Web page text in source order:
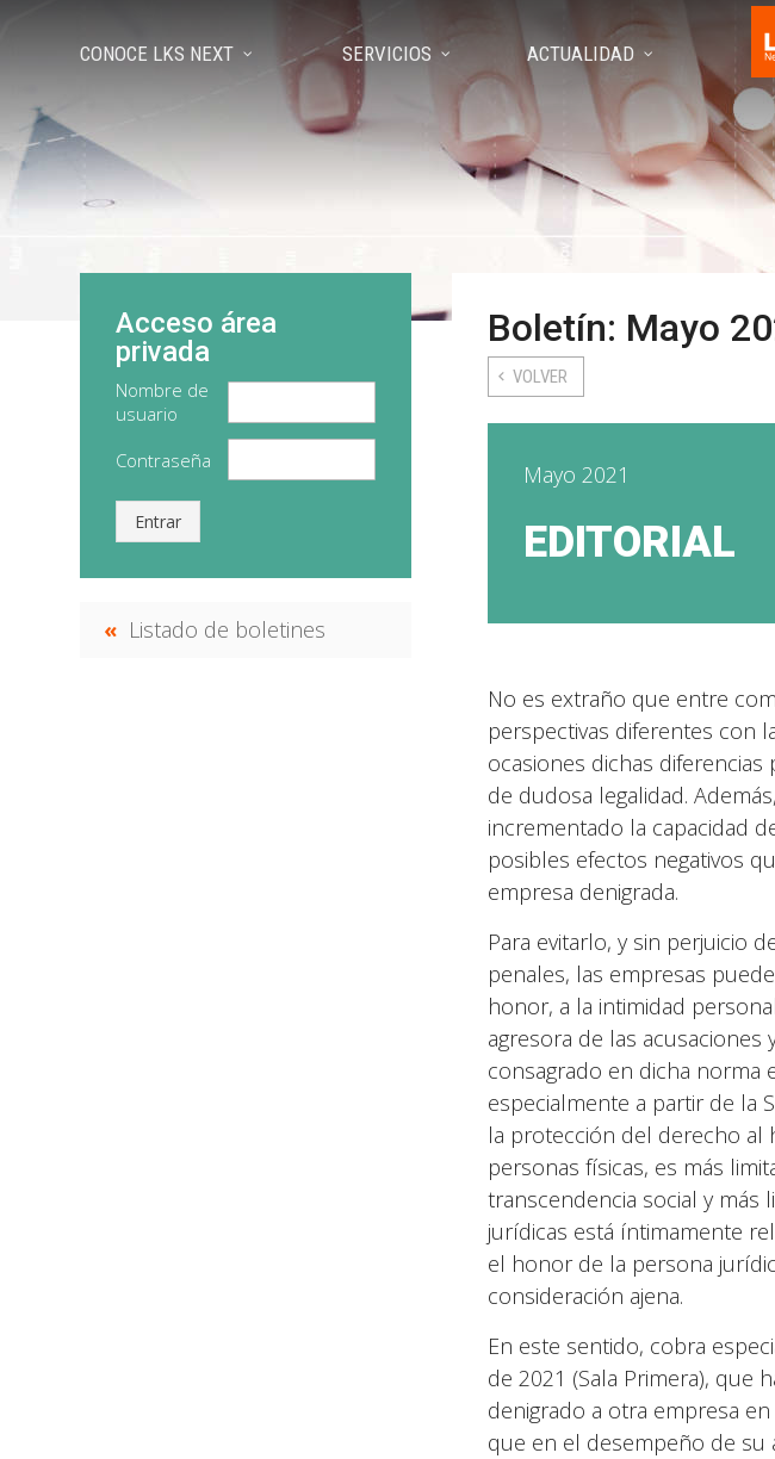
CONOCE LKS NEXT SERVICIOS ACTUALIDAD
Boletín: Mayo
VOLVER
Mayo 2021
EDITORIAL
No es extraño que entre
perspectivas diferentes con
ocasiones dichas
de dudosa legalidad.
incrementado la capacidad
posibles efectos negativos
empresa denigrada.
Para evitarlo, y sin perjuicio
penales, las empresas
honor, a la intimidad
agresora de las
consagrado en dicha norma
especialmente a partir de la
la protección del derecho al
personas físicas, es más
transcendencia social y más
jurídicas está íntimamente
el honor de la persona
consideración ajena.
En este sentido, cobra
de 2021 (Sala Primera),
denigrado a otra empresa
que en el desempeño de su
Acceso área
privada
Nombre de
usuario
Contraseña
Entrar
Listado de boletines